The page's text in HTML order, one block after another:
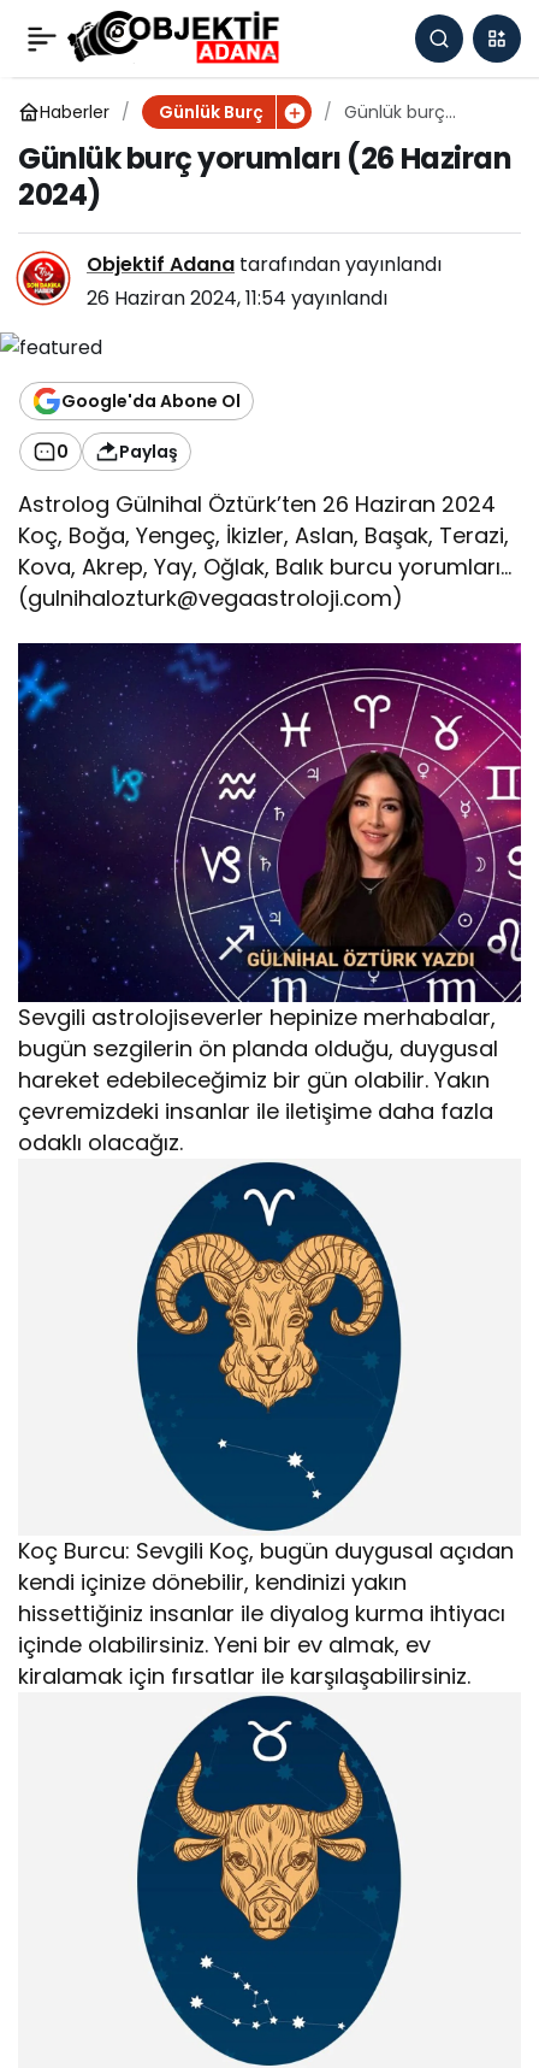
Haberler Günlük Burç
Günlük burç
yorumları (26
Haziran 2024)
Günlük burç yorumları (26 Haziran
2024)
Objektif Adana tarafından yayınlandı
26 Haziran 2024, 11:54 yayınlandı
Google'da Abone Ol
0 Paylaş
Astrolog Gülnihal Öztürk’ten 26 Haziran 2024
Koç, Boğa, Yengeç, İkizler, Aslan, Başak, Terazi,
Kova, Akrep, Yay, Oğlak, Balık burcu yorumları…
(gulnihalozturk@vegaastroloji.com)
Sevgili astrolojiseverler hepinize merhabalar,
bugün sezgilerin ön planda olduğu, duygusal
hareket edebileceğimiz bir gün olabilir. Yakın
çevremizdeki insanlar ile iletişime daha fazla
odaklı olacağız.
Koç Burcu: Sevgili Koç, bugün duygusal açıdan
kendi içinize dönebilir, kendinizi yakın
hissettiğiniz insanlar ile diyalog kurma ihtiyacı
içinde olabilirsiniz. Yeni bir ev almak, ev
kiralamak için fırsatlar ile karşılaşabilirsiniz.
Günlük burç yorumları
(26 Haziran 2024)